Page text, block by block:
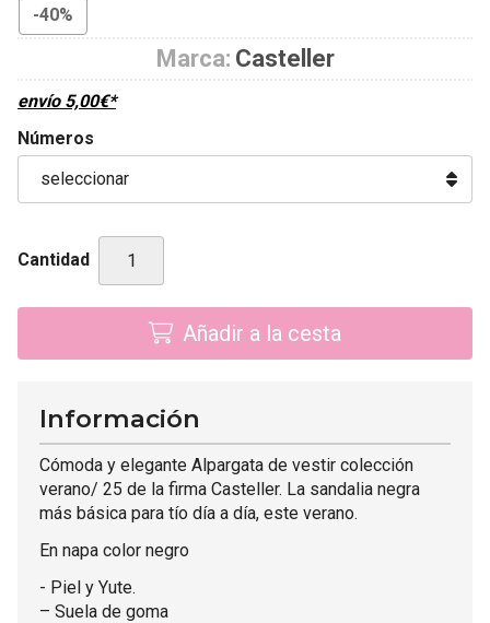
-40%
Marca: Casteller
envío 5,00€*
Números
Cantidad
Añadir a la cesta
Información
Cómoda y elegante Alpargata de vestir colección
verano/ 25 de la firma Casteller. La sandalia negra
más básica para tío día a día, este verano.
En napa color negro
- Piel y Yute.
– Suela de goma